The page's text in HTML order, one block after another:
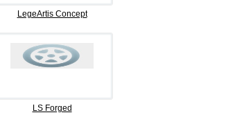
LegeArtis Concept
LS Forged